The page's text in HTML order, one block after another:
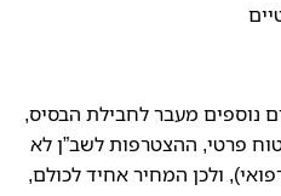
נוספים מעבר לחבילת הבסיס,
פרטי, ההצטרפות לשב”ן לא
ולכן המחיר אחיד לכולם,